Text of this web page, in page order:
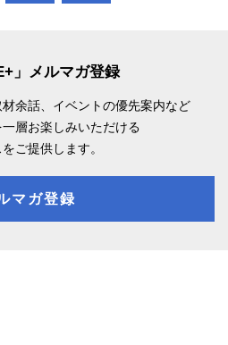
」メルマガ登録
余話、 イベントの優先案内など
一層お楽しみいただける
ご提供します。
マガ登録